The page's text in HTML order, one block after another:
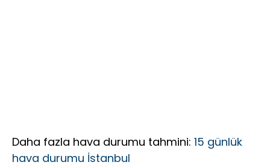
Daha fazla hava durumu tahmini: 15 günlük
hava durumu İstanbul